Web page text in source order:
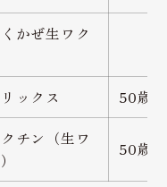
かぜ生ワク
ックス
50歳
チン（生ワ
50歳